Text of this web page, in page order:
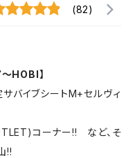
(82)
HOBI】
バイブシートM+セルヴィ
コーナー!! など、そ
!!